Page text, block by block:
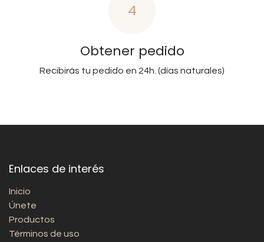
4
Obtener pedido
Recibirás tu pedido en 24h. (días naturales)
Enlaces de interés
Inicio
Únete
Productos
Términos de uso